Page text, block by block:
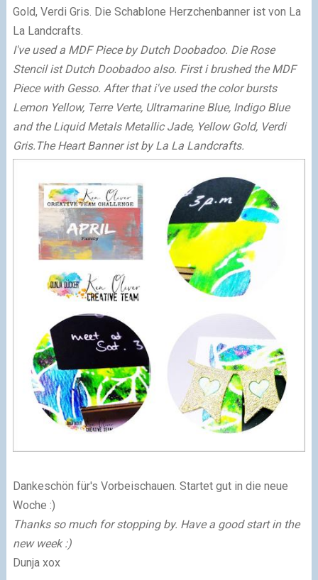
Gold, Verdi Gris. Die Schablone Herzchenbanner ist von La
La Landcrafts.
I've used a MDF Piece by Dutch Doobadoo. Die Rose
Stencil ist Dutch Doobadoo also. First i brushed the MDF
Piece with Gesso. After that i've used the color bursts
Lemon Yellow, Terre Verte, Ultramarine Blue, Indigo Blue
and the Liquid Metals Metallic Jade, Yellow Gold, Verdi
Gris.The Heart Banner ist by La La Landcrafts.
Dankeschön für's Vorbeischauen. Startet gut in die neue
Woche :)
Thanks so much for stopping by. Have a good start in the
new week :)
Dunja xox